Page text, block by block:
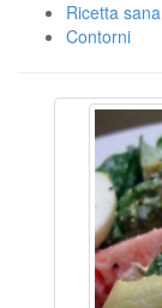
Ricetta sana
Contorni